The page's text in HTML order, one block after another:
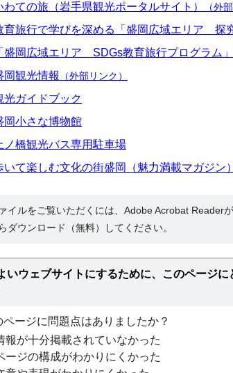
わての旅（岩手県観光ポータルサイト） （外
育旅行で学びを深める「盛岡広域エリア 探
盛岡広域エリア SDGs教育旅行プログラム
岡観光情報 （外部リンク）
光ガイドブック
岡小さな博物館
ノ橋観光バス専用駐車場
いて楽しむ文化の街盛岡（魅力満載マガジン）
イルをご覧いただくには、Adobe Acrobat Reader
ダウンロード（無料）してください。
いウェブサイトにするために、このページ
ページに問題点はありましたか？
報が十分掲載されていなかった
ージの構成がわかりにくかった